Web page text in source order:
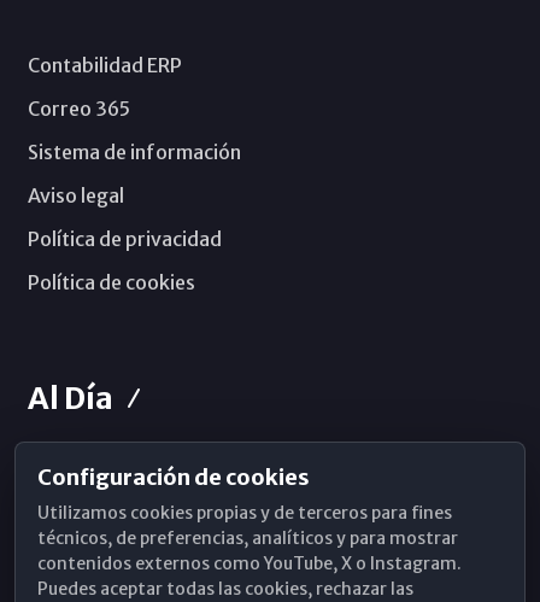
Contabilidad ERP
Correo 365
Sistema de información
Aviso legal
Política de privacidad
Política de cookies
Al Día
Horarios de Misa
Hemeroteca
WhatsApp
Configuración de cookies
Utilizamos cookies propias y de terceros para fines
técnicos, de preferencias, analíticos y para mostrar
contenidos externos como YouTube, X o Instagram.
Puedes aceptar todas las cookies, rechazar las